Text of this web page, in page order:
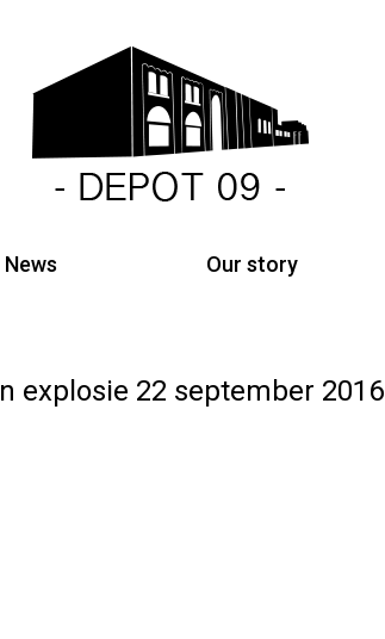
News Our story
explosie 22 september 2016